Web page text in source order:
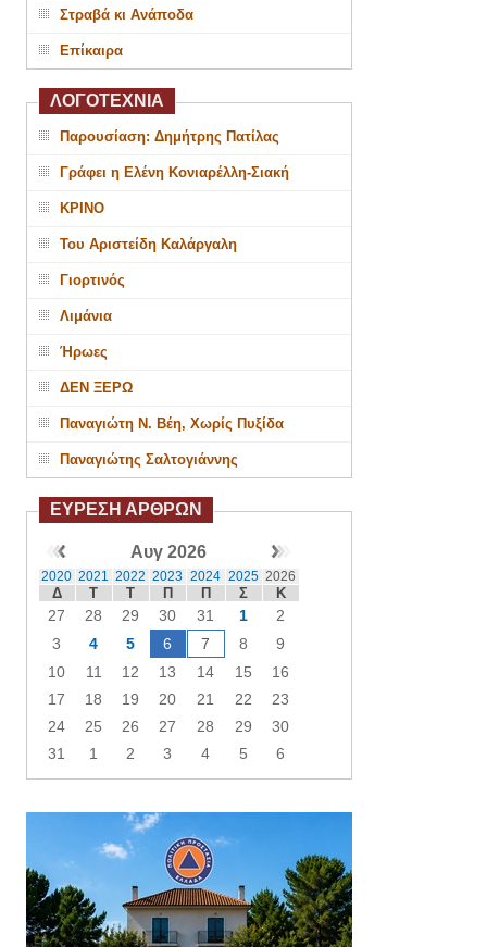
Στραβά κι Ανάποδα
Επίκαιρα
ΛΟΓΟΤΕΧΝΙΑ
Παρουσίαση: Δημήτρης Πατίλας
Γράφει η Ελένη Κονιαρέλλη-Σιακή
ΚΡΙΝΟ
Του Αριστείδη Καλάργαλη
Γιορτινός
Λιμάνια
Ήρωες
ΔΕΝ ΞΕΡΩ
Παναγιώτη Ν. Βέη, Χωρίς Πυξίδα
Παναγιώτης Σαλτογιάννης
ΕΥΡΕΣΗ ΑΡΘΡΩΝ
Αυγ 2026
2020 2021 2022 2023 2024 2025 2026
Δ Τ Τ Π Π Σ Κ
27 28 29 30 31 1
2
3
4 5 6 7 8
9
10
11 12 13 14 15
16
17
18 19 20 21 22
23
24
25 26 27 28 29
30
31
1 2 3 4 5 6